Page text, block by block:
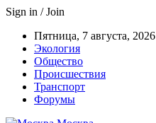
Sign in / Join
Пятница, 7 августа, 2026
Экология
Общество
Происшествия
Транспорт
Форумы